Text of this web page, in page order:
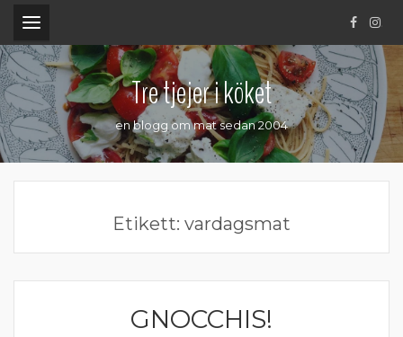
.
Tre tjejer i köket
en blogg om mat sedan 2004
Etikett: vardagsmat
GNOCCHIS!